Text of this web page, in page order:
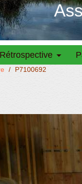
Rétrospective
/ P7100692